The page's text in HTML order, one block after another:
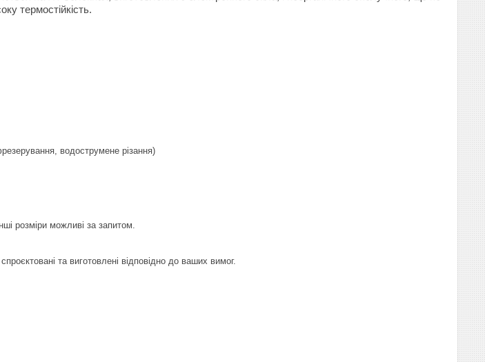
термостійкість.
водострумене різання)
розміри можливі за запитом.
та виготовлені відповідно до ваших вимог.